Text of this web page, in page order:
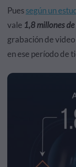
Puessegún un
vale 1,8 millones
grabación de
en ese período de